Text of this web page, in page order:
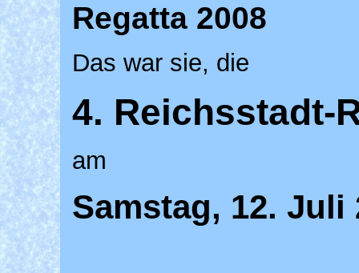
Regatta 2008
Das war sie, die
4. Reichsstadt-
am
Samstag, 12. Juli